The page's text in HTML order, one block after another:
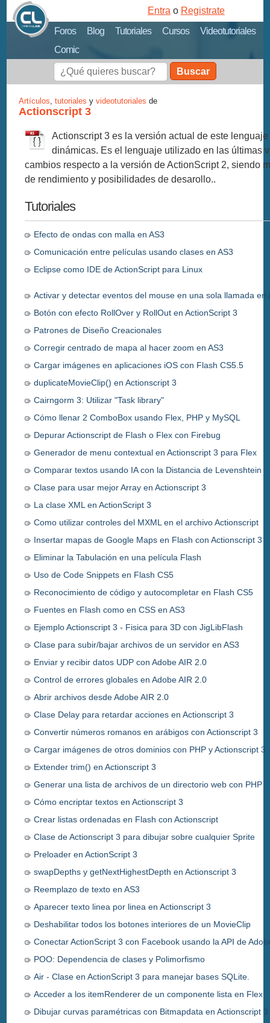
Foros Blog Tutoriales Cursos
Videotutoriales
Comic
Entra o Registrate
Buscar
Artículos,tutoriales yvideotutoriales de
Actionscript 3
Actionscript 3 es la versión actual de este
dinámicas. Es el lenguaje utilizado en las últimas
cambios respecto a la versión de ActionScript 2, siendo
de rendimiento y posibilidades de desarollo..
Tutoriales
Efecto de ondas con malla en AS3
Comunicación entre películas usando clases en AS3
Eclipse como IDE de ActionScript para Linux
Activar y detectar eventos del mouse en una sola llamada en
Botón con efecto RollOver y RollOut en ActionScript 3
Patrones de Diseño Creacionales
Corregir centrado de mapa al hacer zoom en AS3
Cargar imágenes en aplicaciones iOS con Flash CS5.5
duplicateMovieClip() en Actionscript 3
Cairngorm 3: Utilizar "Task library"
Cómo llenar 2 ComboBox usando Flex, PHP y MySQL
Depurar Actionscript de Flash o Flex con Firebug
Generador de menu contextual en Actionscript 3 para Flex
Comparar textos usando IA con la Distancia de Levenshtein
Clase para usar mejor Array en Actionscript 3
La clase XML en ActionScript 3
Como utilizar controles del MXML en el archivo Actionscript
Insertar mapas de Google Maps en Flash con Actionscript 3
Eliminar la Tabulación en una película Flash
Uso de Code Snippets en Flash CS5
Reconocimiento de código y autocompletar en Flash CS5
Fuentes en Flash como en CSS en AS3
Ejemplo Actionscript 3 - Fisica para 3D con JigLibFlash
Clase para subir/bajar archivos de un servidor en AS3
Enviar y recibir datos UDP con Adobe AIR 2.0
Control de errores globales en Adobe AIR 2.0
Abrir archivos desde Adobe AIR 2.0
Clase Delay para retardar acciones en Actionscript 3
Convertir números romanos en arábigos con Actionscript 3
Cargar imágenes de otros dominios con PHP y Actionscript 3
Extender trim() en Actionscript 3
Generar una lista de archivos de un directorio web con PHP
Cómo encriptar textos en Actionscript 3
Crear listas ordenadas en Flash con Actionscript
Clase de Actionscript 3 para dibujar sobre cualquier Sprite
Preloader en ActionScript 3
swapDepths y getNextHighestDepth en Actionscript 3
Reemplazo de texto en AS3
Aparecer texto linea por linea en Actionscript 3
Deshabilitar todos los botones interiores de un MovieClip
Conectar ActionScript 3 con Facebook usando la API de
POO: Dependencia de clases y Polimorfismo
Air - Clase en ActionScript 3 para manejar bases SQLite.
Acceder a los itemRenderer de un componente lista en Flex
Dibujar curvas paramétricas con Bitmapdata en Actionscript 3